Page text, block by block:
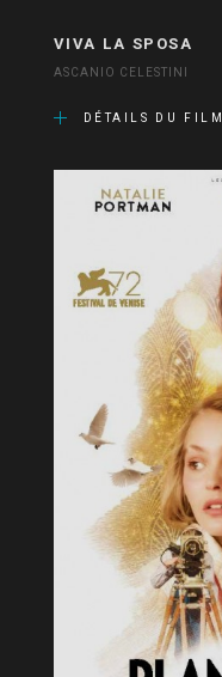
VIVA LA SPOSA
ASCANIO CELESTINI
DÉTAILS DU FILM